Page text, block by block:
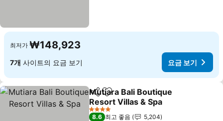
최저가 ₩148,923
7개 사이트의 요금 보기 요금 보기
공유 즐겨찾기에 추가
Mutiara Bali Boutique
Resort Villas & Spa
요금 보기
4 성급
8.6 최고 좋음
5,204